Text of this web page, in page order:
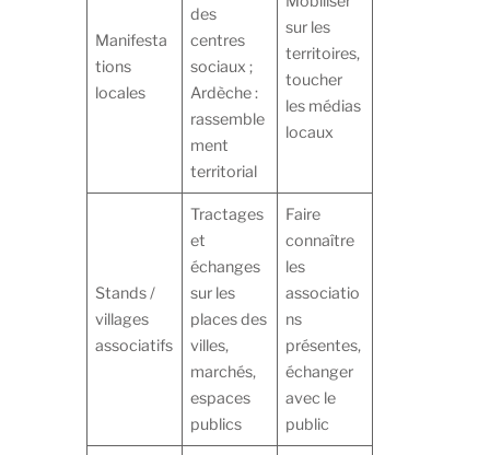
Manifesta
tions
locales
des
centres
sociaux ;
Ardèche :
rassemble
ment
territorial
sur les
territoires,
toucher
les médias
locaux
Stands /
villages
associatifs
Tractages
et
échanges
sur les
places des
villes,
marchés,
espaces
publics
Faire
connaître
les
associatio
ns
présentes,
échanger
avec le
public